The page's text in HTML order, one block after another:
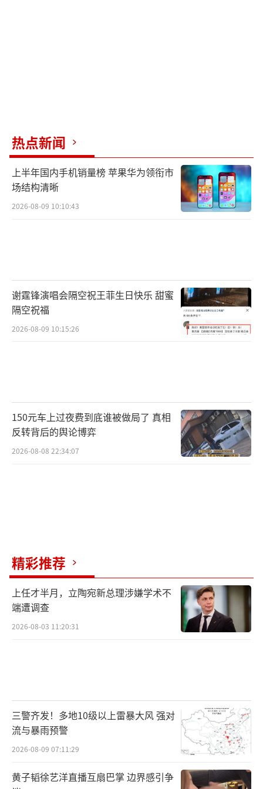
热点新闻
上半年国内手机销量榜 苹果华为领衔市
场结构清晰
2026-08-09 10:10:43
谢霆锋演唱会隔空祝王菲生日快乐 甜蜜
隔空祝福
2026-08-09 10:15:26
150元车上过夜费到底谁被做局了 真相
反转背后的舆论博弈
2026-08-08 22:34:07
精彩推荐
上任才半月，立陶宛新总理涉嫌学术不
端遭调查
2026-08-03 11:20:31
三警齐发！多地10级以上雷暴大风 强对
流与暴雨预警
2026-08-09 07:11:29
黄子韬徐艺洋直播互扇巴掌 边界感引争